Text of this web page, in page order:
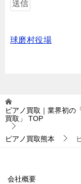
球磨村役場
ピアノ買取｜業界初の
買取」
TOP
ピアノ買取熊本
会社概要